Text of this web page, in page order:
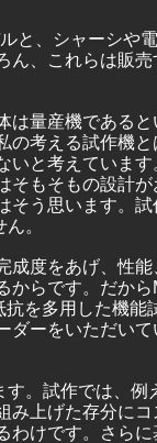
と、シャーシや
ん、これらは販
は量産機である
考える試作機と
いと考えていま
そもそもの設計
う思います。試
。
成度をあげ、性
からです。だか
を多用した機能
ダーをいただい
。試作では、例
み上げた存分に
わけです。さら